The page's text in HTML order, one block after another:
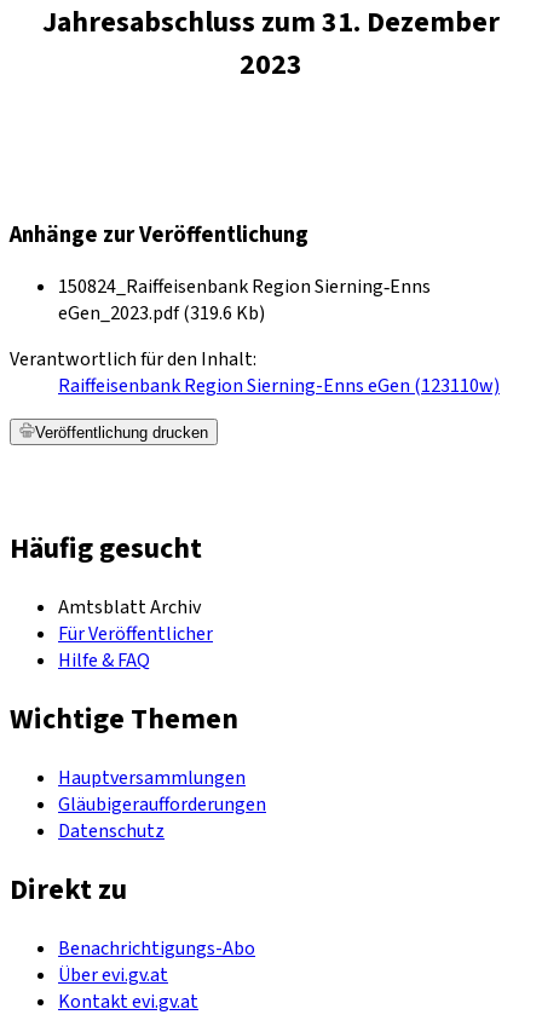
Jahresabschluss zum 31. Dezember
2023
Anhänge zur Veröffentlichung
150824_Raiffeisenbank Region Sierning‐Enns
eGen_2023.pdf (319.6 Kb)
Verantwortlich für den Inhalt:
Raiffeisenbank Region Sierning-Enns eGen (123110w)
Veröffentlichung drucken
Häufig gesucht
Amtsblatt Archiv
Für Veröffentlicher
Hilfe & FAQ
Wichtige Themen
Hauptversammlungen
Gläubigeraufforderungen
Datenschutz
Direkt zu
Benachrichtigungs-Abo
Über evi.gv.at
Kontakt evi.gv.at